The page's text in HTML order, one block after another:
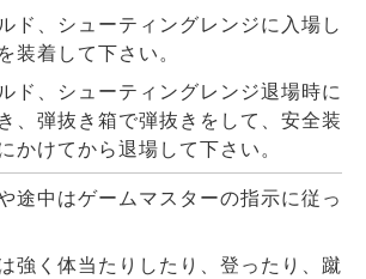
ド、シューティングレンジに入場し
装着して下さい。
ド、シューティングレンジ退場時に
、弾抜き箱で弾抜きをして、安全装
かけてから退場して下さい。
途中はゲームマスターの指示に従っ
強く体当たりしたり、登ったり、蹴